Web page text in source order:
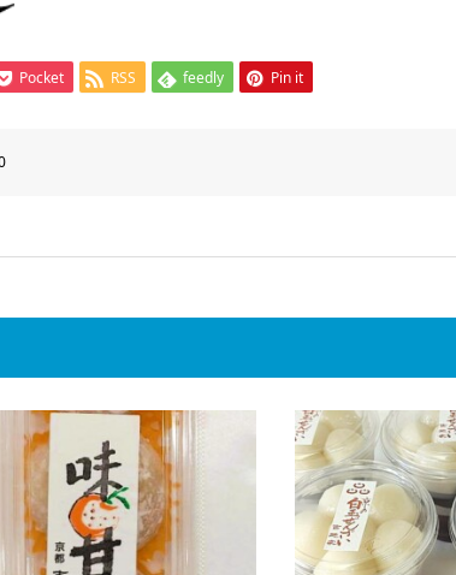
Pocket RSS feedly Pin it